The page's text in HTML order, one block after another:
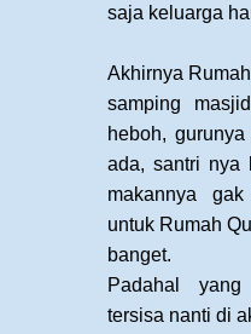
saja keluarga
Akhirnya
samping
heboh,
ada, santri nya
makannya
untuk Rumah
banget.
Padahal
tersisa nanti di